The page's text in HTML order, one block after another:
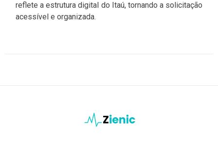
reflete a estrutura digital do Itaú, tornando a solicitação
acessível e organizada.